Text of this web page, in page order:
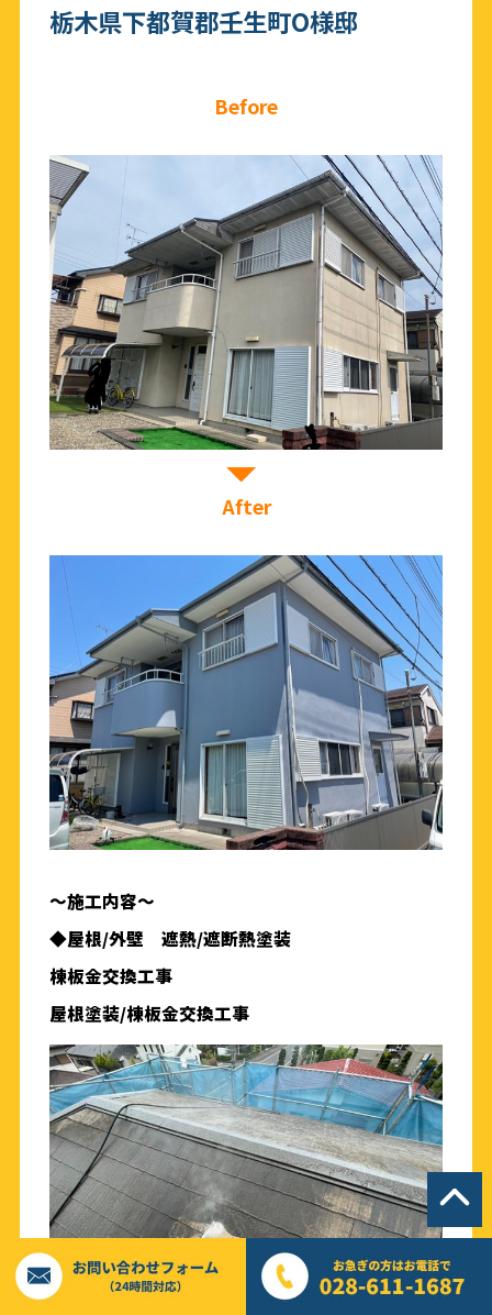
栃木県下都賀郡壬生町O様邸
Before
After
〜施工内容〜
◆屋根/外壁 遮熱/遮断熱塗装
棟板金交換工事
屋根塗装/棟板金交換工事